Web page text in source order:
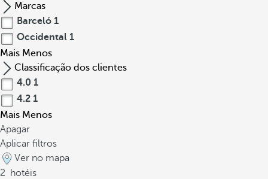
Marcas
Barceló 1
Occidental 1
Mais Menos
Classificação dos clientes
4.0 1
4.2 1
Mais Menos
Apagar
Aplicar filtros
Ver no mapa
2
hotéis